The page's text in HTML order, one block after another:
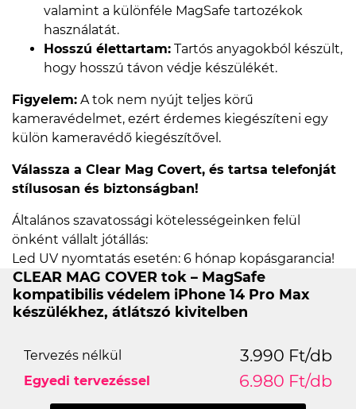
valamint a különféle MagSafe tartozékok
használatát.
Hosszú élettartam: Tartós anyagokból készült,
hogy hosszú távon védje készülékét.
Figyelem: A tok nem nyújt teljes körű
kameravédelmet, ezért érdemes kiegészíteni egy
külön kameravédő kiegészítővel.
Válassza a Clear Mag Covert, és tartsa telefonját
stílusosan és biztonságban!
Általános szavatossági kötelességeinken felül
önként vállalt jótállás:
Led UV nyomtatás esetén: 6 hónap kopásgarancia!
CLEAR MAG COVER tok – MagSafe
kompatibilis védelem iPhone 14 Pro Max
készülékhez, átlátszó kivitelben
Tervezés nélkül 3.990 Ft/db
Egyedi tervezéssel 6.980 Ft/db